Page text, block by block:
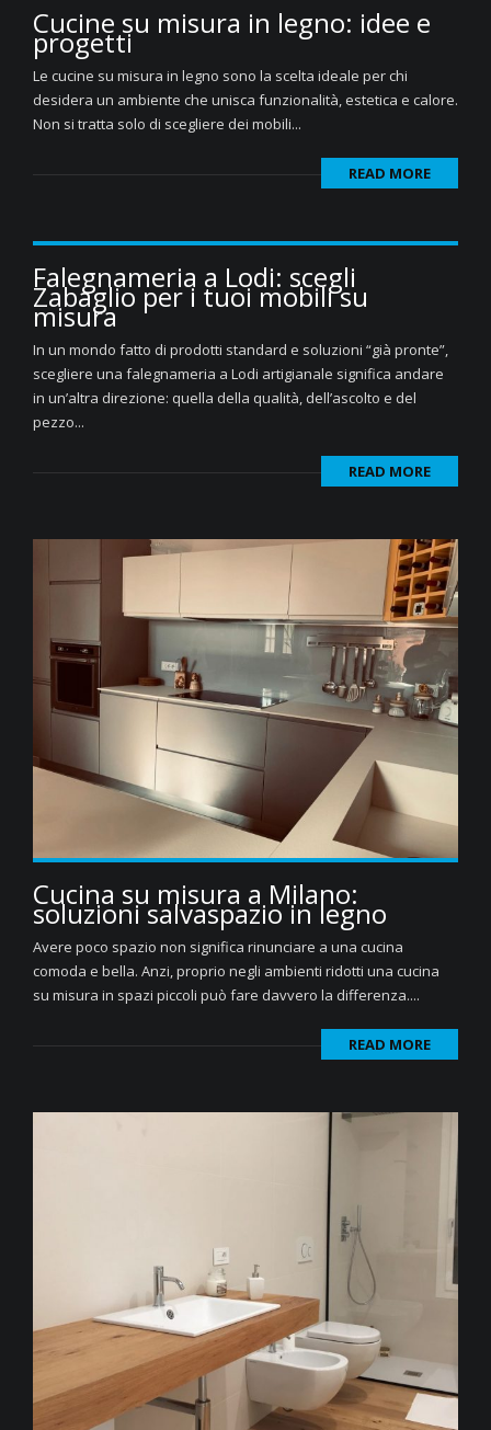
Cucine su misura in legno: idee e
progetti
Le cucine su misura in legno sono la scelta ideale per chi
desidera un ambiente che unisca funzionalità, estetica e calore.
Non si tratta solo di scegliere dei mobili...
READ MORE
Falegnameria a Lodi: scegli
Zabaglio per i tuoi mobili su
misura
In un mondo fatto di prodotti standard e soluzioni “già pronte”,
scegliere una falegnameria a Lodi artigianale significa andare
in un’altra direzione: quella della qualità, dell’ascolto e del
pezzo...
READ MORE
Cucina su misura a Milano:
soluzioni salvaspazio in legno
Avere poco spazio non significa rinunciare a una cucina
comoda e bella. Anzi, proprio negli ambienti ridotti una cucina
su misura in spazi piccoli può fare davvero la differenza....
READ MORE